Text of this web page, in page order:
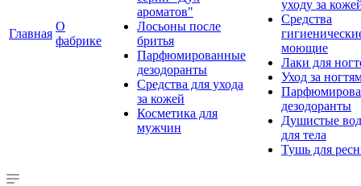
Главная
О
фабрике
ароматов"
Лосьоны после
бритья
Парфюмированные
дезодоранты
Средства для ухода
за кожей
Косметика для
мужчин
уходу за
Средства
моющие
Лаки для
Уход за
дезодоранты
Душистые
для тела
Тушь для